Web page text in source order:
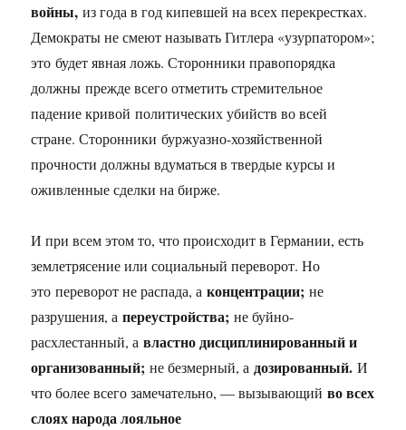
войны,из года в год кипевшей на всех перекрестках.
Демократы не смеют называть Гитлера «узурпатором»;
это будет явная ложь. Сторонники правопорядка
должны прежде всего отметить стремительное
падение кривой политических убийств во всей
стране. Сторонники буржуазно-хозяйственной
прочности должны вдуматься в твердые курсы и
оживленные сделки на бирже.
И при всем этом то, что происходит в Германии, есть
землетрясение или социальный переворот. Но
это переворот не распада, аконцентрации;не
разрушения, апереустройства;не буйно-
расхлестанный, авластно дисциплинированный и
организованный;не безмерный, а дозированный.И
что более всего замечательно, — вызывающийво всех
слоях народа лояльное